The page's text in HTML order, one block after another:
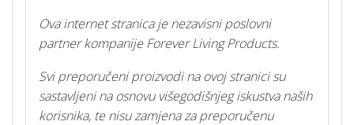
Ova internet stranica je nezavisni poslovni
partner kompanije Forever Living Products.
Svi preporučeni proizvodi na ovoj stranici su
sastavljeni na osnovu višegodišnjeg iskustva naših
korisnika, te nisu zamjena za preporučenu